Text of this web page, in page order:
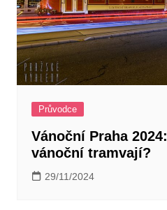
Průvodce
Vánoční Praha
vánoční tramvají?
29/11/2024